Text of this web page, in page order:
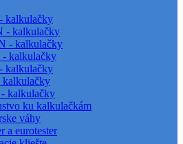
kalkulačky
- kalkulačky
- kalkulačky
kalkulačky
kalkulačky
kalkulačky
ku kalkulačkám
váhy
a eurotester